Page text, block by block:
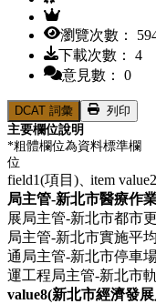
瀏覽次數：
下載次數： 4
意見數： 0
DCAT 詞彙
列印
主要欄位說明
*粗體欄位為資料標準欄
位
field1(項目)、item
局主管-新北市醫療作
展局主管-新北市都市
局主管-新北市實施平
通局主管-新北市停車
運工程局主管-新北市
value8(新北市經濟發